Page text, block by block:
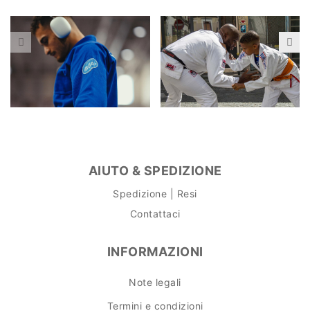
AIUTO & SPEDIZIONE
Spedizione | Resi
Contattaci
INFORMAZIONI
Note legali
Termini e condizioni